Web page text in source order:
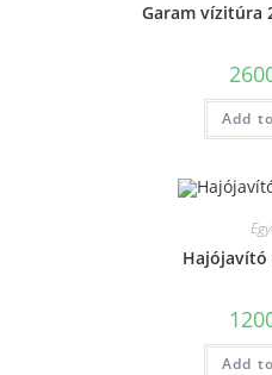
Garam vízitúra
Add
Hajójavító
Add